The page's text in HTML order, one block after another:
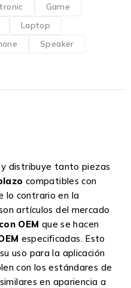
Game
Laptop
Speaker
distribuye tanto piezas
compatibles con
lo contrario en la
artículos del mercado
OEM que se hacen
especificadas. Esto
uso para la aplicación
con los estándares de
en apariencia a